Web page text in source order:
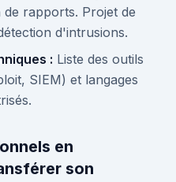
rapports. Projet de
d'intrusions.
: Liste des outils
SIEM) et langages
en
son